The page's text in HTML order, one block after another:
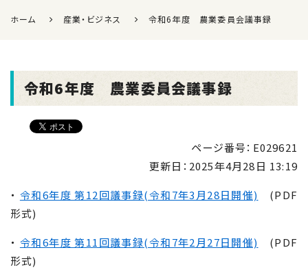
ホーム 産業・ビジネス 令和6年度 農業委員会議事録
令和6年度 農業委員会議事録
ページ番号：E029621
更新日： 2025年4月28日 13:19
・ 令和6年度 第12回議事録(令和7年3月28日開催)
(PDF
形式)
・ 令和6年度 第11回議事録(令和7年2月27日開催)
(PDF
形式)